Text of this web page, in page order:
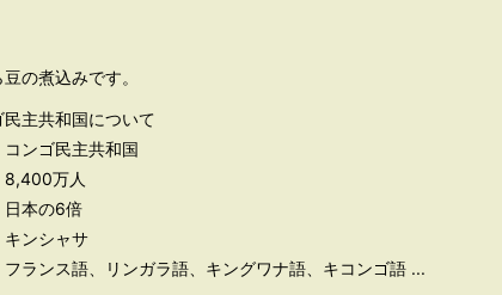
の煮込みです。
民主共和国について
ンゴ民主共和国
万人
本の6倍
ンシャサ
ランス語、リンガラ語、キングワナ語、キコンゴ語 ...